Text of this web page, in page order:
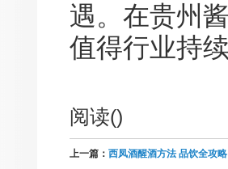
遇。在贵州
值得行业持
阅读()
上一篇： 西凤酒醒酒方法 品饮全攻略